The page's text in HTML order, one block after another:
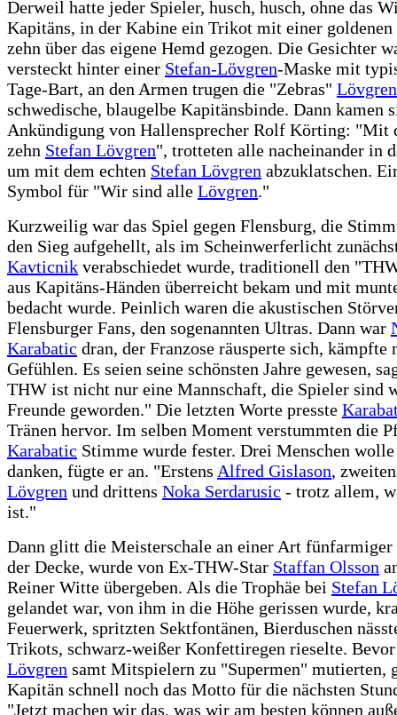
Derweil hatte jeder Spieler, husch, husch, ohne das
Kapitäns, in der Kabine ein Trikot mit einer
zehn über das eigene Hemd gezogen. Die Gesichter
versteckt hinter einer Stefan-Lövgren-Maske mit
Tage-Bart, an den Armen trugen die "Zebras"
schwedische, blaugelbe Kapitänsbinde. Dann kamen
Ankündigung von Hallensprecher Rolf Körting: "Mit
zehn Stefan Lövgren", trotteten alle nacheinander in
um mit dem echten Stefan Lövgren abzuklatschen.
Symbol für "Wir sind alle Lövgren."
Kurzweilig war das Spiel gegen Flensburg, die
den Sieg aufgehellt, als im Scheinwerferlicht
Kavticnik verabschiedet wurde, traditionell den
aus Kapitäns-Händen überreicht bekam und mit
bedacht wurde. Peinlich waren die akustischen
Flensburger Fans, den sogenannten Ultras. Dann war
Karabatic dran, der Franzose räusperte sich, kämpfte
Gefühlen. Es seien seine schönsten Jahre gewesen,
THW ist nicht nur eine Mannschaft, die Spieler sind
Freunde geworden." Die letzten Worte presste
Tränen hervor. Im selben Moment verstummten die
Karabatic Stimme wurde fester. Drei Menschen
danken, fügte er an. "Erstens Alfred Gislason,
Lövgren und drittens Noka Serdarusic - trotz allem,
ist."
Dann glitt die Meisterschale an einer Art fünfarmiger
der Decke, wurde von Ex-THW-Star Staffan Olsson
Reiner Witte übergeben. Als die Trophäe bei Stefan
gelandet war, von ihm in die Höhe gerissen wurde,
Feuerwerk, spritzten Sektfontänen, Bierduschen
Trikots, schwarz-weißer Konfettiregen rieselte.
Lövgren samt Mitspielern zu "Supermen" mutierten,
Kapitän schnell noch das Motto für die nächsten
"Jetzt machen wir das, was wir am besten können